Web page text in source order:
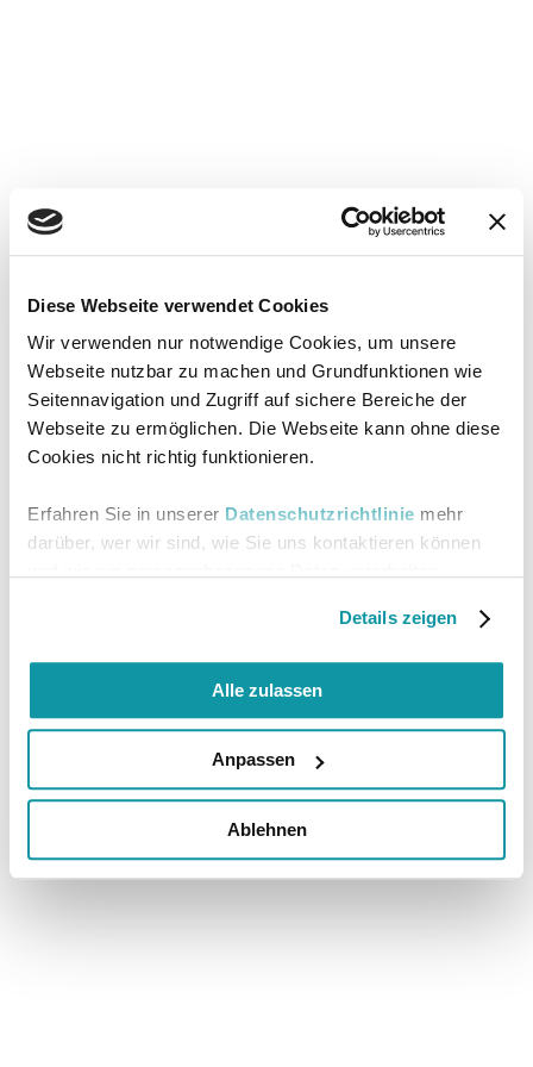
Diese Webseite verwendet Cookies
Wir verwenden nur notwendige Cookies, um unsere
Webseite nutzbar zu machen und Grundfunktionen wie
Seitennavigation und Zugriff auf sichere Bereiche der
Webseite zu ermöglichen. Die Webseite kann ohne diese
Cookies nicht richtig funktionieren.
Erfahren Sie in unserer Datenschutzrichtlinie mehr
darüber, wer wir sind, wie Sie uns kontaktieren können
Details zeigen
Alle zulassen
Anpassen
Ablehnen